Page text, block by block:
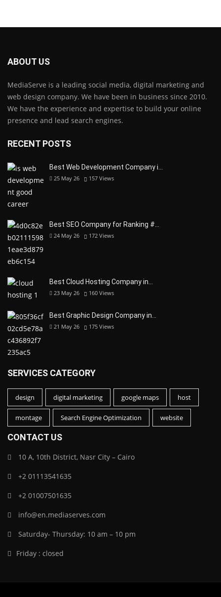
ABOUT US
MediaServe is a leading social media, digital marketing and
web design company. We have been in business since 2010.
We have the experience and expertise to build your online
presence and lead search engines.
RECENT POSTS
Best Web Development Company i…
25 May 26 157 Views
Best SEO Company for Ranking #…
24 May 26 172 Views
Best Cloud Hosting Company in…
23 May 26 160 Views
Best Graphic Design Company in…
21 May 26 175 Views
SERVICES CATEGORY
design digital marketing google maps host
montage Search Engine Optimization website
CONTACT US
10 A, 10th District, Nasr City – Cairo
+2 01113541635
+2 01007501635
info@en.mediaserves.com
Saturday- Thursday: 10 am – 10 pm
Friday : closed